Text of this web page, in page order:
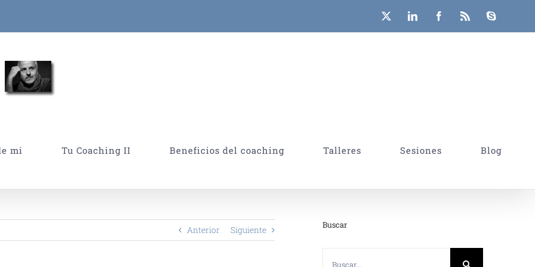
X LinkedInFacebook
Rss Skype
mi Tu Coaching II Beneficios del coaching Talleres Sesiones Blog
Anterior Siguiente Buscar